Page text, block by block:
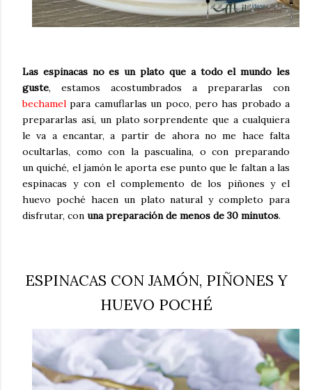
Las espinacas no es un plato que a todo el mundo les
guste, estamos acostumbrados a prepararlas con
bechamel para camuflarlas un poco, pero has probado a
prepararlas así, un plato sorprendente que a cualquiera
le va a encantar, a partir de ahora no me hace falta
ocultarlas, como con la pascualina, o con preparando
un quiché, el jamón le aporta ese punto que le faltan a las
espinacas y con el complemento de los piñones y el
huevo poché hacen un plato natural y completo para
disfrutar, con una preparación de menos de 30 minutos.
ESPINACAS CON JAMÓN, PIÑONES Y
HUEVO POCHÉ